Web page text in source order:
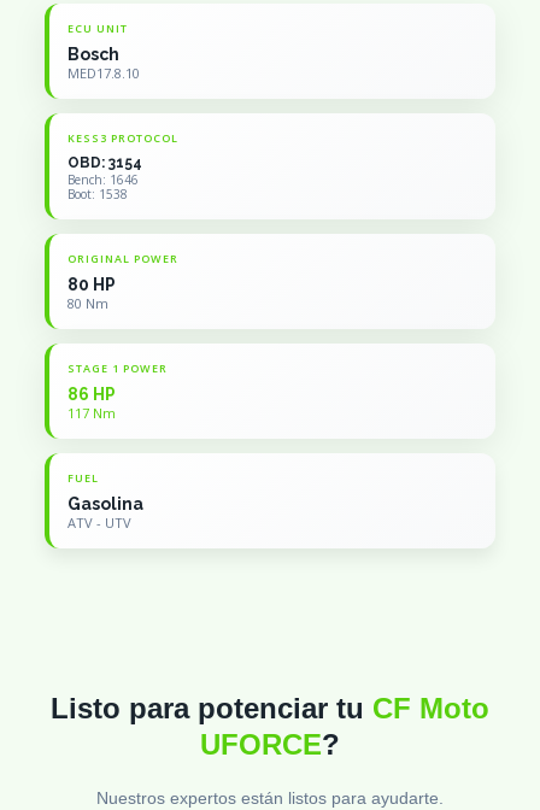
ECU UNIT
Bosch
MED17.8.10
KESS3 PROTOCOL
OBD: 3154
Bench: 1646
Boot: 1538
ORIGINAL POWER
80 HP
80 Nm
STAGE 1 POWER
86 HP
117 Nm
FUEL
Gasolina
ATV - UTV
Listo para potenciar tu CF Moto
UFORCE?
Nuestros expertos están listos para ayudarte.